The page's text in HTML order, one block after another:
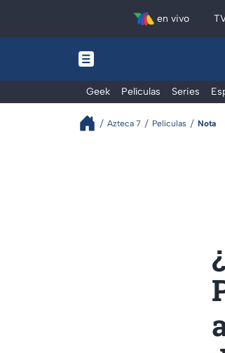
en vivo
Geek Películas Series
Azteca 7 Películas Nota